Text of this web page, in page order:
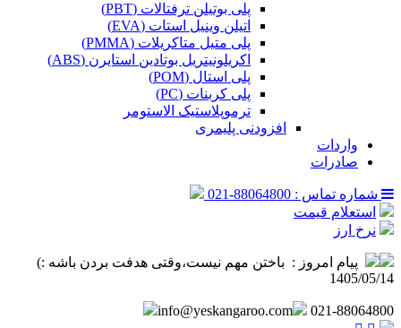
پلی بوتیلن ترفتالات (PBT)
اتیلن وینیل استات (EVA)
پلی متیل متاکریلات (PMMA)
اکریلونیتریل بوتادین استایرن (ABS)
پلی استال (POM)
پلی کربنات (PC)
ترموپلاستیک الاستومر
افزودنی پلیمری
واردات
صادرات
شماره تماس : 88064800-021
استعلام قیمت
نرخ ارز
پیام امروز : ‌ باختن مهم نیست،وقتی هدفت بردن باشه :) ️
1405/05/14
info@yeskangaroo.com 021-88064800